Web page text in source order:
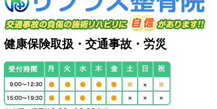
健康保険取扱・交通事故・労災